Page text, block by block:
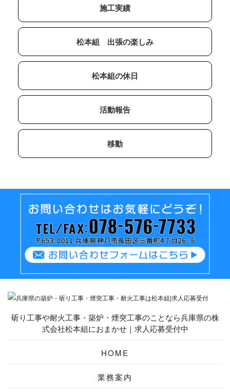
施工実績
松本組 出張の楽しみ
松本組の休日
活動報告
移動
斫り工事や耐火工事・築炉・煙突工事のことなら兵庫県の株
式会社松本組におまかせ｜求人応募受付中
HOME
業務案内